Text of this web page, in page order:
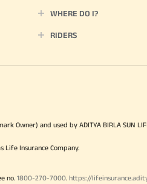
WHERE DO I?
RIDERS
Owner) and used by ADITYA BIRLA SUN
Insurance Company.
no. 1800-270-7000. https://